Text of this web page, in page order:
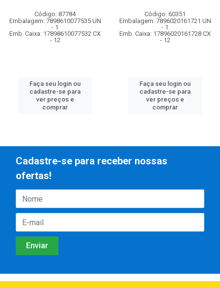
Código: 87784
Embalagem: 7898610077535 UN
- 1
Emb. Caixa: 17898610077532 CX
- 12
Faça seu login ou
cadastre-se para
ver preços e
comprar
Código: 60351
Embalagem: 7896020161721 UN
- 1
Emb. Caixa: 17896020161728 CX
- 12
Faça seu login ou
cadastre-se para
ver preços e
comprar
Cadastre-se para receber nossas
ofertas!